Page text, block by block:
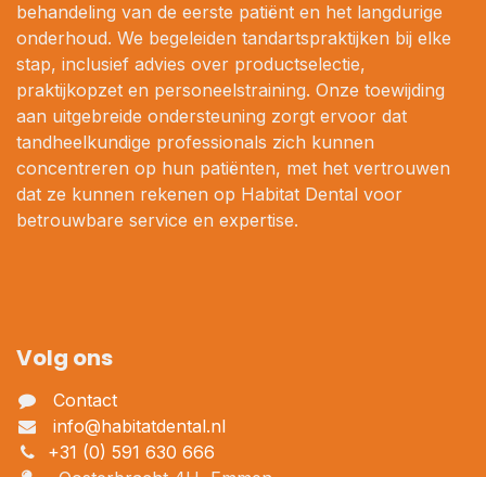
behandeling van de eerste patiënt en het langdurige
onderhoud. We begeleiden tandartspraktijken bij elke
stap, inclusief advies over productselectie,
praktijkopzet en personeelstraining. Onze toewijding
aan uitgebreide ondersteuning zorgt ervoor dat
tandheelkundige professionals zich kunnen
concentreren op hun patiënten, met het vertrouwen
dat ze kunnen rekenen op Habitat Dental voor
betrouwbare service en expertise.
Volg ons
Contact
info@habitatdental.nl
+31 (0) 591 630 666